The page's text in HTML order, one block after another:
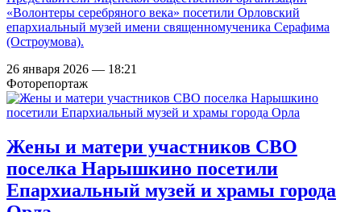
«Волонтеры серебряного века» посетили Орловский
епархиальный музей имени священномученика Серафима
(Остроумова).
26 января 2026 — 18:21
Фоторепортаж
Жены и матери участников СВО
поселка Нарышкино посетили
Епархиальный музей и храмы города